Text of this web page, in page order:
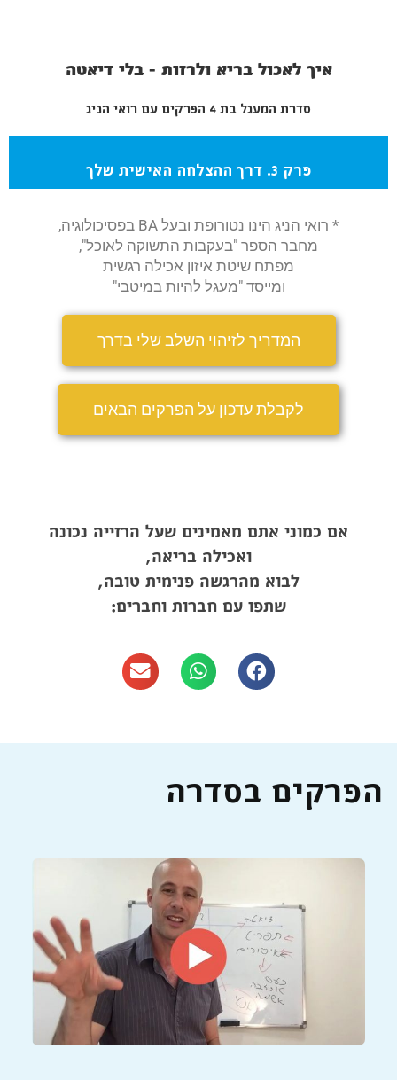
איך לאכול בריא ולרזות - בלי דיאטה
סדרת המעגל בת 4 הפרקים עם רואי הניג
פרק 3. דרך ההצלחה האישית שלך
* רואי הניג הינו נטורופת ובעל BA בפסיכולוגיה,
מחבר הספר "בעקבות התשוקה לאוכל",
מפתח שיטת איזון אכילה רגשית
ומייסד "מעגל להיות במיטבי"
המדריך לזיהוי השלב שלי בדרך
לקבלת עדכון על הפרקים הבאים
אם כמוני אתם מאמינים שעל הרזייה נכונה
ואכילה בריאה,
לבוא מהרגשה פנימית טובה,
שתפו עם חברות וחברים:
הפרקים בסדרה